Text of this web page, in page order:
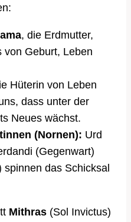
, die Erdmutter,
von Geburt, Leben
Hüterin von Leben
dass unter der
Neues wächst.
(Nornen): Urd
(Gegenwart)
das Schicksal
Mithras (Sol Invictus)